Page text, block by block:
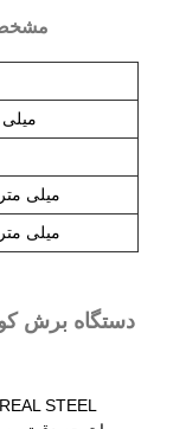
21
≤0.05 میلی متر
≤0.03 میلی متر
دستگاه برش